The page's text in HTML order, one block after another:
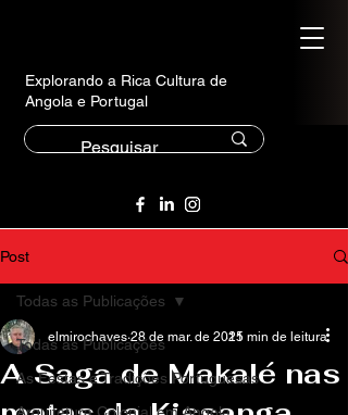
Explorando a Rica Cultura de
Angola e Portugal
Post
Todas as Publicações
As Festas e Tradições Portuguesas
Todas as Publicações
A Saga de Makalé nas
elmirochaves 28 de mar. de 202511 min de leitura